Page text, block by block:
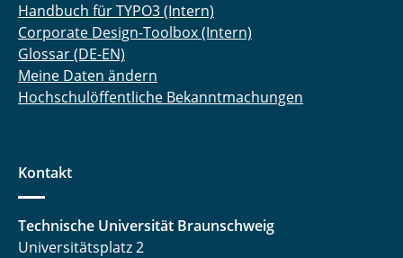
Handbuch für TYPO3 (Intern)
Corporate Design-Toolbox (Intern)
Glossar (DE-EN)
Meine Daten ändern
Hochschulöffentliche Bekanntmachungen
Kontakt
Technische Universität Braunschweig
Universitätsplatz 2